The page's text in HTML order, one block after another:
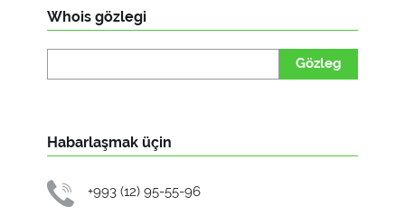
Whois gözlegi
Gözleg
Habarlaşmak üçin
+993 (12) 95-55-96